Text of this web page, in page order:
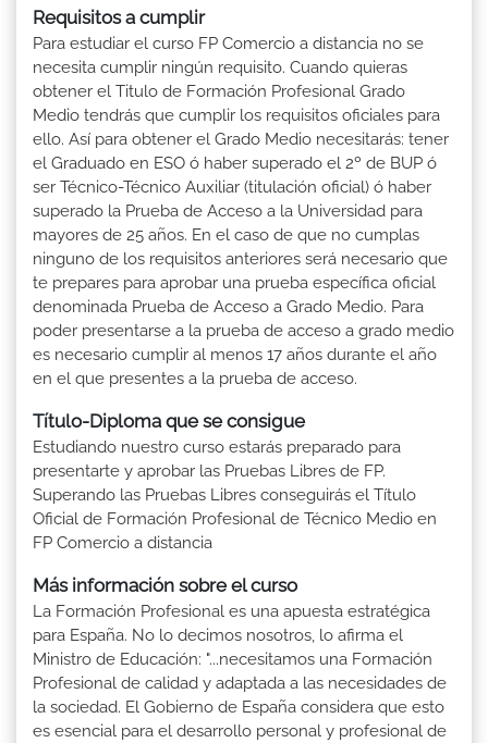
Requisitos a cumplir
Para estudiar el curso FP Comercio a distancia no se
necesita cumplir ningún requisito. Cuando quieras
obtener el Titulo de Formación Profesional Grado
Medio tendrás que cumplir los requisitos oficiales para
ello. Así para obtener el Grado Medio necesitarás: tener
el Graduado en ESO ó haber superado el 2º de BUP ó
ser Técnico-Técnico Auxiliar (titulación oficial) ó haber
superado la Prueba de Acceso a la Universidad para
mayores de 25 años. En el caso de que no cumplas
ninguno de los requisitos anteriores será necesario que
te prepares para aprobar una prueba específica oficial
denominada Prueba de Acceso a Grado Medio. Para
poder presentarse a la prueba de acceso a grado medio
es necesario cumplir al menos 17 años durante el año
en el que presentes a la prueba de acceso.
Título-Diploma que se consigue
Estudiando nuestro curso estarás preparado para
presentarte y aprobar las Pruebas Libres de FP.
Superando las Pruebas Libres conseguirás el Título
Oficial de Formación Profesional de Técnico Medio en
FP Comercio a distancia
Más información sobre el curso
La Formación Profesional es una apuesta estratégica
para España. No lo decimos nosotros, lo afirma el
Ministro de Educación: "...necesitamos una Formación
Profesional de calidad y adaptada a las necesidades de
la sociedad. El Gobierno de España considera que esto
es esencial para el desarrollo personal y profesional de